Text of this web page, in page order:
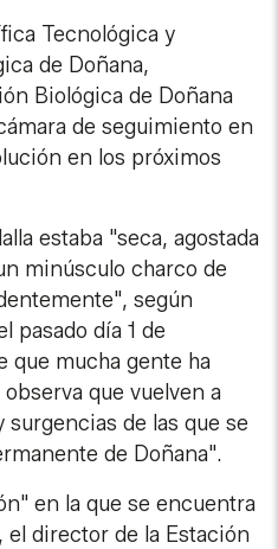
Tecnológica y
de Doñana,
Biológica de Doñana
de seguimiento en
en los próximos
estaba "seca, agostada
minúsculo charco de
según
pasado día 1 de
que mucha gente ha
que vuelven a
surgencias de las que se
de Doñana".
en la que se encuentra
el director de la Estación